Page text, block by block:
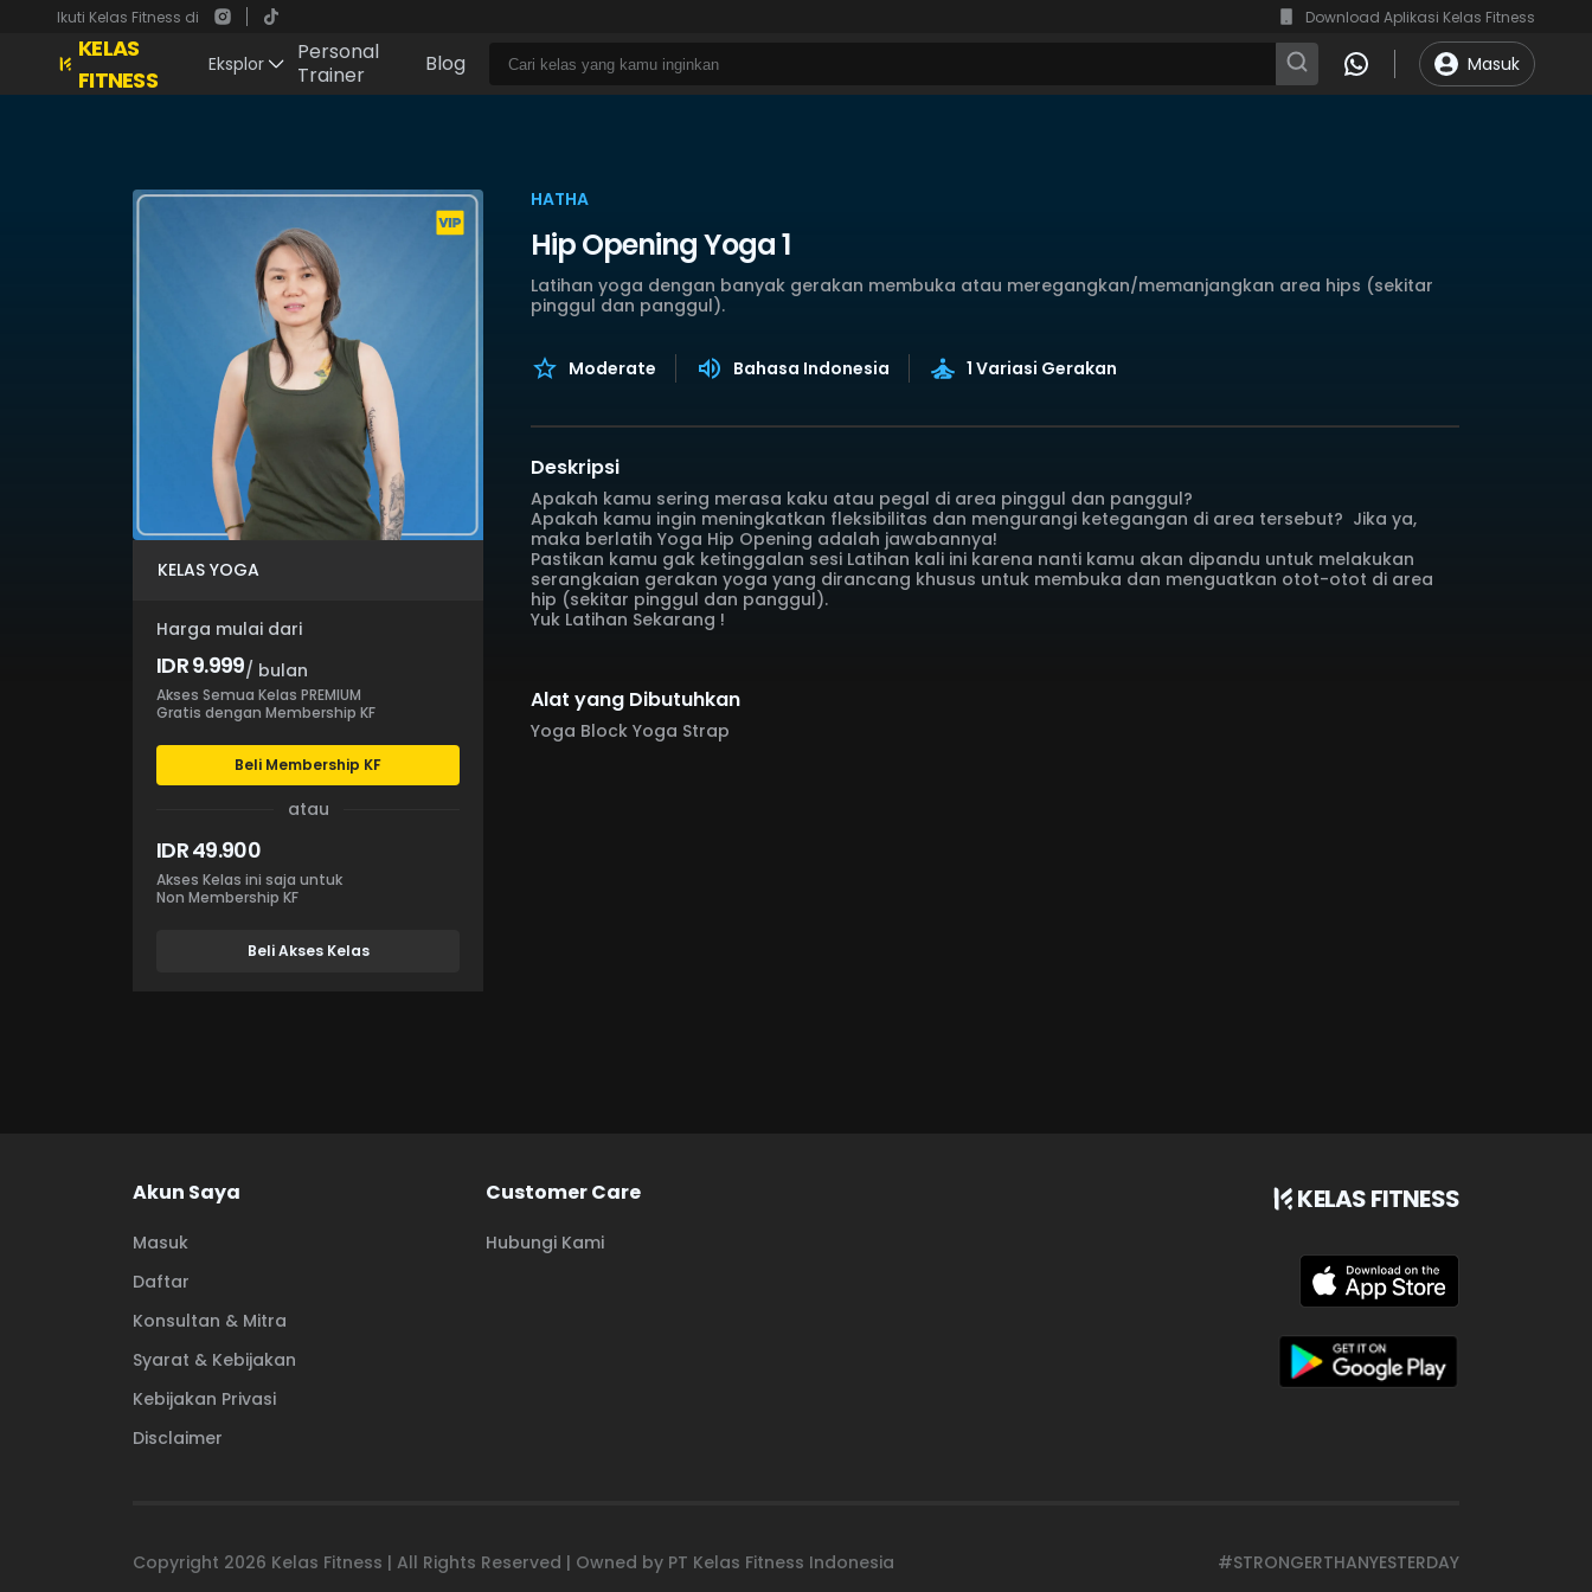
Ikuti Kelas Fitness di Download Aplikasi Kelas Fitness
KELAS
FITNESS
Eksplor
Personal
Trainer
Blog Masuk
KELAS YOGA
Harga mulai dari
IDR 9.999/ bulan
Akses Semua Kelas PREMIUM
Gratis dengan Membership KF
Beli Membership KF
atau
IDR 49.900
Akses Kelas ini saja untuk
Non Membership KF
Beli Akses Kelas
HATHA
Hip Opening Yoga 1
Latihan yoga dengan banyak gerakan membuka atau meregangkan/memanjangkan area hips (sekitar
pinggul dan panggul).
Moderate Bahasa Indonesia 1 Variasi Gerakan
Deskripsi
Apakah kamu sering merasa kaku atau pegal di area pinggul dan panggul?
Apakah kamu ingin meningkatkan fleksibilitas dan mengurangi ketegangan di area tersebut? Jika ya,
maka berlatih Yoga Hip Opening adalah jawabannya!
Pastikan kamu gak ketinggalan sesi Latihan kali ini karena nanti kamu akan dipandu untuk melakukan
serangkaian gerakan yoga yang dirancang khusus untuk membuka dan menguatkan otot-otot di area
hip (sekitar pinggul dan panggul).
Yuk Latihan Sekarang !
Alat yang Dibutuhkan
Yoga Block Yoga Strap
Akun Saya
Masuk
Daftar
Konsultan & Mitra
Syarat & Kebijakan
Kebijakan Privasi
Disclaimer
Customer Care
Hubungi Kami
KELAS FITNESS
Copyright 2026 Kelas Fitness | All Rights Reserved | Owned by PT Kelas Fitness Indonesia #STRONGERTHANYESTERDAY